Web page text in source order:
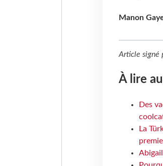
Manon
Article signé
À lire
Des
La